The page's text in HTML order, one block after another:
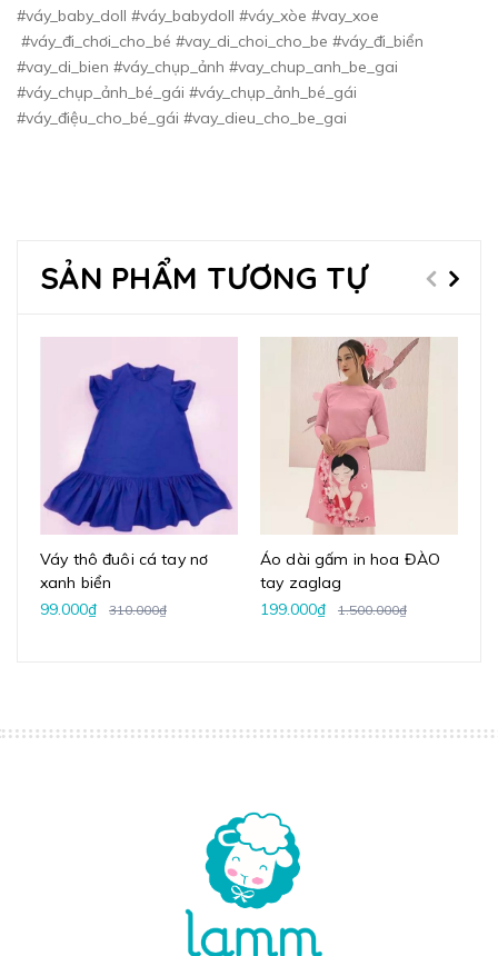
#váy_baby_doll #váy_babydoll #váy_xòe #vay_xoe
#váy_đi_chơi_cho_bé #vay_di_choi_cho_be #váy_đi_biển
#vay_di_bien #váy_chụp_ảnh #vay_chup_anh_be_gai
#váy_chụp_ảnh_bé_gái #váy_chụp_ảnh_bé_gái
#váy_điệu_cho_bé_gái #vay_dieu_cho_be_gai
SẢN PHẨM TƯƠNG TỰ
Váy thô đuôi cá tay nơ
xanh biển
99.000₫
310.000₫
Áo dài gấm in hoa ĐÀO
tay zaglag
199.000₫
1.500.000₫